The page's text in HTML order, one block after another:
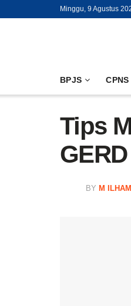
Minggu, 9 Agustus
BPJS CPNS
Tips
GERD
BY M